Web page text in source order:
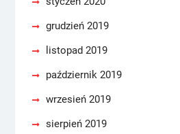
grudzień 2019
listopad 2019
październik 2019
wrzesień 2019
sierpień 2019